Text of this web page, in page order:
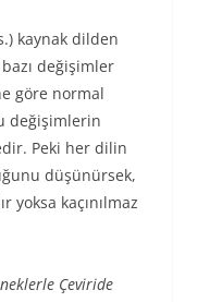
kaynak dilden
değişimler
göre normal
değişimlerin
Peki her dilin
düşünürsek,
yoksa kaçınılmaz
Çeviride